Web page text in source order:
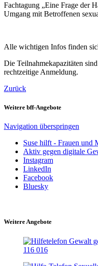
Fachtagung „Eine Frage der
Umgang mit Betroffenen
Alle wichtigen Infos finden
Die Teilnahmekapazitäten
rechtzeitige Anmeldung.
Zurück
Weitere bff-Angebote
Navigation überspringen
Suse hilft - Frauen und
Aktiv gegen digitale
Instagram
LinkedIn
Facebook
Bluesky
Weitere Angebote